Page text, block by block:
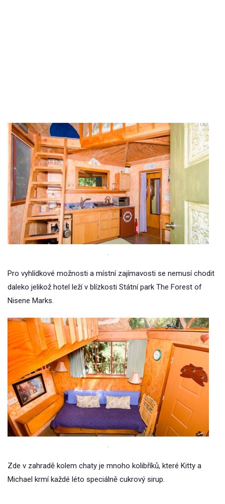
.
Pro vyhlídkové možnosti a místní zajímavosti se nemusí chodit
daleko jelikož hotel leží v blízkosti Státní park The Forest of
Nisene Marks.
.
Zde v zahradě kolem chaty je mnoho kolibříků, které Kitty a
Michael krmí každé léto speciálně cukrový sirup.